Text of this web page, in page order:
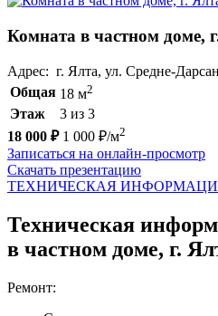
Комната в частном доме,
Адрес: г. Ялта, ул. Средне-
Общая 18 м2
Этаж
3 из 3
18 000 ₽ 1 000 ₽/м2
Записаться на онлайн-просмотр
Скачать презентацию
ТЕХНИЧЕСКАЯ
Техническая
в частном доме, г.
Ремонт: